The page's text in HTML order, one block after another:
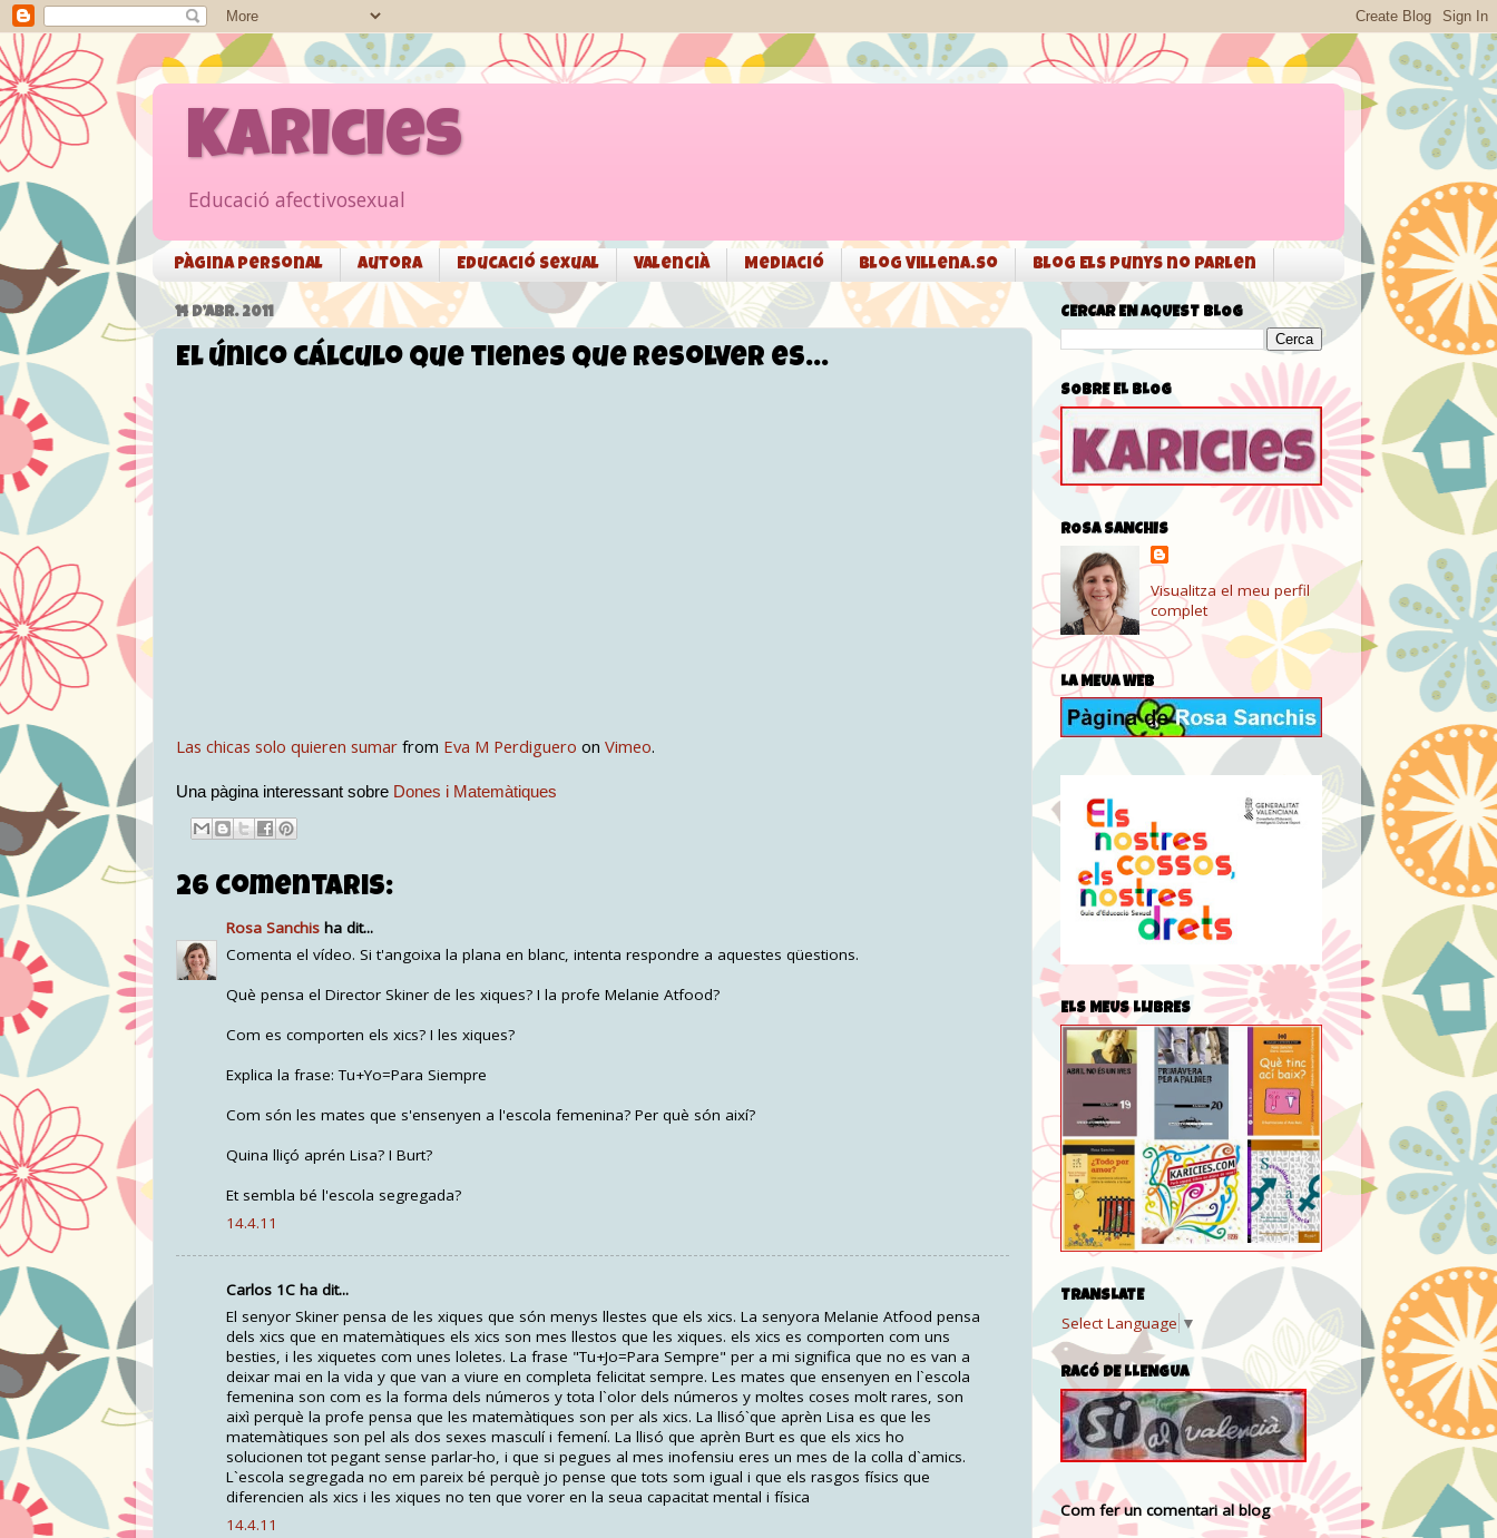
Karicies
Educació afectivosexual
Pàgina personal Autora Educació sexual Valencià Mediació Blog Villena.so Blog Els punys no parlen
14 D’ABR. 2011
El único cálculo que tienes que resolver es...
Las chicas solo quieren sumar from Eva M Perdiguero on Vimeo.
Una pàgina interessant sobre Dones i Matemàtiques
26 comentaris:
Rosa Sanchis ha dit...
Comenta el vídeo. Si t'angoixa la plana en blanc, intenta respondre a aquestes qüestions.
Què pensa el Director Skiner de les xiques? I la profe Melanie Atfood?
Com es comporten els xics? I les xiques?
Explica la frase: Tu+Yo=Para Siempre
Com són les mates que s'ensenyen a l'escola femenina? Per què són així?
Quina lliçó aprén Lisa? I Burt?
Et sembla bé l'escola segregada?
14.4.11
Carlos 1C ha dit...
El senyor Skiner pensa de les xiques que són menys llestes que els xics. La senyora Melanie Atfood pensa
dels xics que en matemàtiques els xics son mes llestos que les xiques. els xics es comporten com uns
besties, i les xiquetes com unes loletes. La frase "Tu+Jo=Para Sempre" per a mi significa que no es van a
deixar mai en la vida y que van a viure en completa felicitat sempre. Les mates que ensenyen en l`escola
femenina son com es la forma dels números y tota l`olor dels números y moltes coses molt rares, son
aixì perquè la profe pensa que les matemàtiques son per als xics. La llisó`que aprèn Lisa es que les
matemàtiques son pel als dos sexes masculí i femení. La llisó que aprèn Burt es que els xics ho
solucionen tot pegant sense parlar-ho, i que si pegues al mes inofensiu eres un mes de la colla d`amics.
L`escola segregada no em pareix bé perquè jo pense que tots som igual i que els rasgos físics que
diferencien als xics i les xiques no ten que vorer en la seua capacitat mental i física
14.4.11
CERCAR EN AQUEST BLOG
SOBRE EL BLOG
ROSA SANCHIS
Visualitza el meu perfil
complet
LA MEUA WEB
ELS MEUS LLIBRES
TRANSLATE
Select Language ▼
RACÓ DE LLENGUA
Com fer un comentari al blog